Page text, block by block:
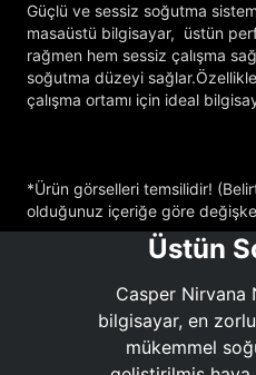
Güçlü ve sessiz soğutma
masaüstü bilgisayar, üstün
rağmen hem sessiz çalışma
soğutma düzeyi
çalışma ortamı için ideal
*Ürün görselleri temsilidir!
olduğunuz içeriğe göre
Üstün
Casper Nirvana
bilgisayar, en
mükemmel